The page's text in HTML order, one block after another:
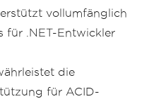
vollumfänglich
für .NET-Entwickler
die
für ACID-